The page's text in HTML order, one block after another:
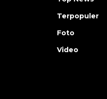
Terpopuler
Foto
Video